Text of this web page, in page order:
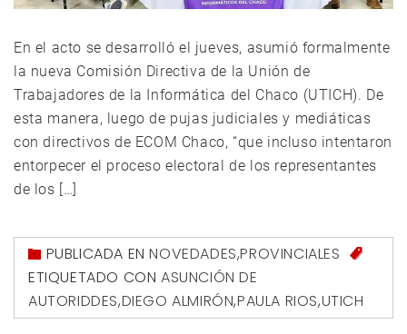
En el acto se desarrolló el jueves, asumió formalmente
la nueva Comisión Directiva de la Unión de
Trabajadores de la Informática del Chaco (UTICH). De
esta manera, luego de pujas judiciales y mediáticas
con directivos de ECOM Chaco, “que incluso intentaron
entorpecer el proceso electoral de los representantes
de los […]
PUBLICADA ENNOVEDADES,PROVINCIALES
ETIQUETADO CON ASUNCIÓN DE
AUTORIDDES,DIEGO ALMIRÓN,PAULA RIOS,UTICH